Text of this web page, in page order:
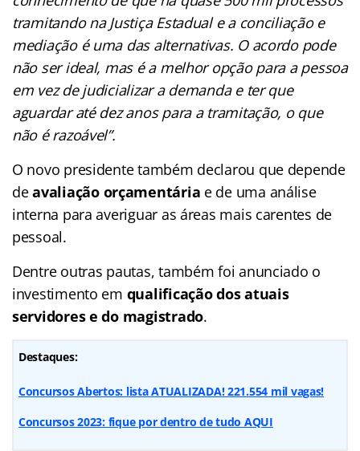
tramitando na Justiça Estadual e a conciliação e
mediação é uma das alternativas. O acordo pode
não ser ideal, mas é a melhor opção para a pessoa
em vez de judicializar a demanda e ter que
aguardar até dez anos para a tramitação, o que
não é razoável”.
O novo presidente também declarou que depende
deavaliação orçamentária e de uma análise
interna para averiguar as áreas mais carentes de
pessoal.
Dentre outras pautas, também foi anunciado o
investimento em qualificação dos atuais
servidores e do magistrado.
Destaques:
Concursos Abertos: lista ATUALIZADA! 221.554 mil vagas!
Concursos 2023: fique por dentro de tudo AQUI